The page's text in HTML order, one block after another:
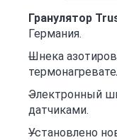
Гранулятор
Германия.
Шнека
Электронный
датчиками.
Установлено